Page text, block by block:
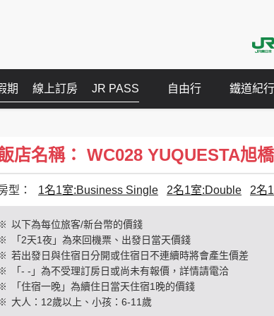
期 線上訂房 JR PASS 自由行 鐵道紀行
店名稱： WC028 YUQUESTA旭
型： 1名1室:Business Single 2名1室:Double 2名
以下為每位旅客/新台幣的價錢
「2天1夜」為來回機票、出發日當天價錢
若出發日與住宿日分開或住宿日不連續時將會產生價差
「- -」為不受理訂房日或尚未有報價，詳情請電洽
「住宿一晚」為續住日當天住宿1晚的價錢
大人：12歲以上、小孩：6-11歲